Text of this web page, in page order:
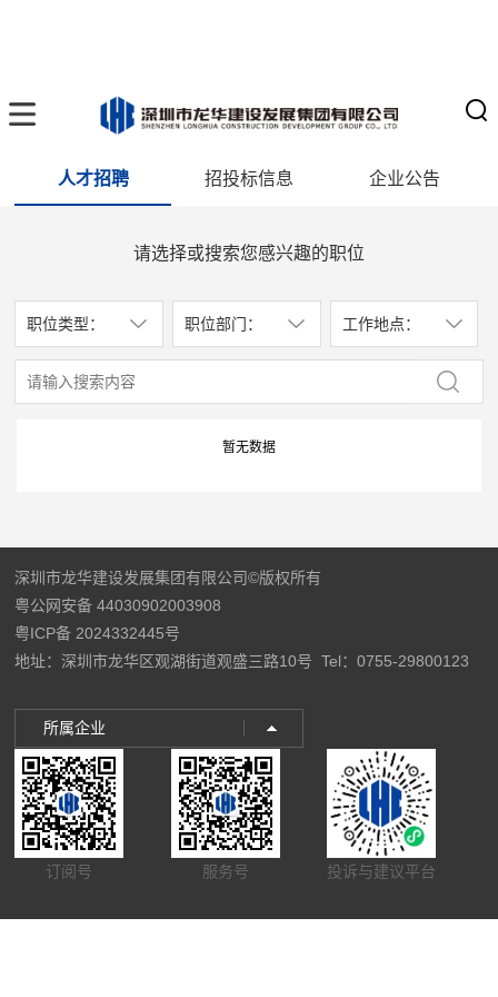
人才招聘 招投标信息 企业公告
请选择或搜索您感兴趣的职位
职位类型： 职位部门： 工作地点：
暂无数据
深圳市龙华建设发展集团有限公司©版权所有
粤公网安备 44030902003908
粤ICP备 2024332445号
地址：深圳市龙华区观湖街道观盛三路10号 Tel：0755-29800123
所属企业
订阅号 服务号 投诉与建议平台